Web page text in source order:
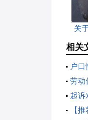
关
相关
户
劳动
起诉
【